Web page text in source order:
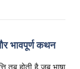
भावपूर्ण कथन
तब होती है जब भाषा